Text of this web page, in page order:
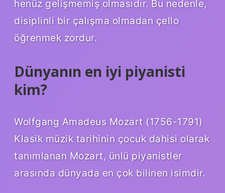
henüz gelişmemiş olmasıdır. Bu nedenle,
disiplinli bir çalışma olmadan çello
öğrenmek zordur.
Dünyanın en iyi piyanisti
kim?
Wolfgang Amadeus Mozart (1756-1791)
Klasik müzik tarihinin çocuk dahisi olarak
tanımlanan Mozart, ünlü piyanistler
arasında dünyada en çok bilinen isimdir.